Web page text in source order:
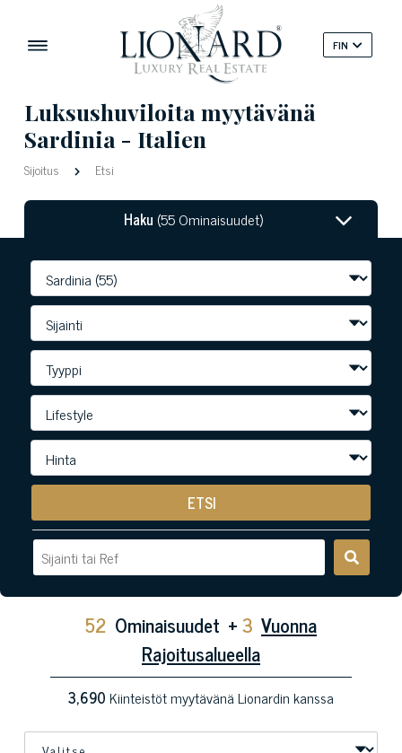
FIN
Luksushuviloita myytävänä
Sardinia - Italien
Sijoitus Etsi
Haku (55 Ominaisuudet)
ETSI
52 Ominaisuudet +3 Vuonna
Rajoitusalueella
3,690Kiinteistöt myytävänä Lionardin kanssa